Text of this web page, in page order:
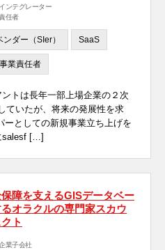
ンテグレーター
任者
ンダー（SIer） SaaS
事業責任者
トは長年一部上場企業の２次
ていたが、将来の発展性を求
としての新規事業立ち上げを
salesf […]
障を支えるGISデータベー
オラクルの専門家スカウ
ト
業子会社